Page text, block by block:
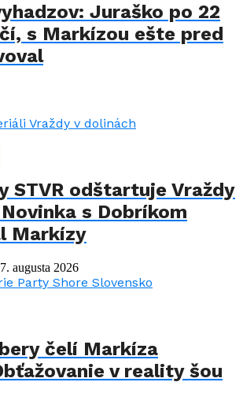
Juraško po 22
s Markízou ešte pred
STVR odštartuje Vraždy
s Dobríkom
Markízy
7. augusta 2026
čelí Markíza
v reality šou